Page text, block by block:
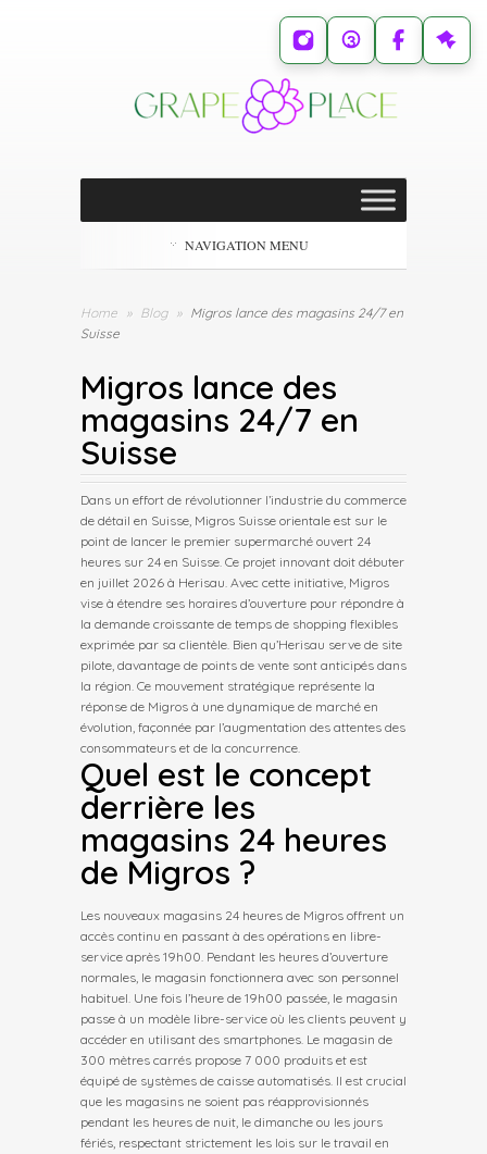
NAVIGATION MENU
Home » Blog » Migros lance des magasins 24/7 en
Suisse
Migros lance des
magasins 24/7 en
Suisse
Dans un effort de révolutionner l’industrie du commerce
de détail en Suisse, Migros Suisse orientale est sur le
point de lancer le premier supermarché ouvert 24
heures sur 24 en Suisse. Ce projet innovant doit débuter
en juillet 2026 à Herisau. Avec cette initiative, Migros
vise à étendre ses horaires d’ouverture pour répondre à
la demande croissante de temps de shopping flexibles
exprimée par sa clientèle. Bien qu’Herisau serve de site
pilote, davantage de points de vente sont anticipés dans
la région. Ce mouvement stratégique représente la
réponse de Migros à une dynamique de marché en
évolution, façonnée par l’augmentation des attentes des
consommateurs et de la concurrence.
Quel est le concept
derrière les
magasins 24 heures
de Migros ?
Les nouveaux magasins 24 heures de Migros offrent un
accès continu en passant à des opérations en libre-
service après 19h00. Pendant les heures d’ouverture
normales, le magasin fonctionnera avec son personnel
habituel. Une fois l’heure de 19h00 passée, le magasin
passe à un modèle libre-service où les clients peuvent y
accéder en utilisant des smartphones. Le magasin de
300 mètres carrés propose 7 000 produits et est
équipé de systèmes de caisse automatisés. Il est crucial
que les magasins ne soient pas réapprovisionnés
pendant les heures de nuit, le dimanche ou les jours
fériés, respectant strictement les lois sur le travail en